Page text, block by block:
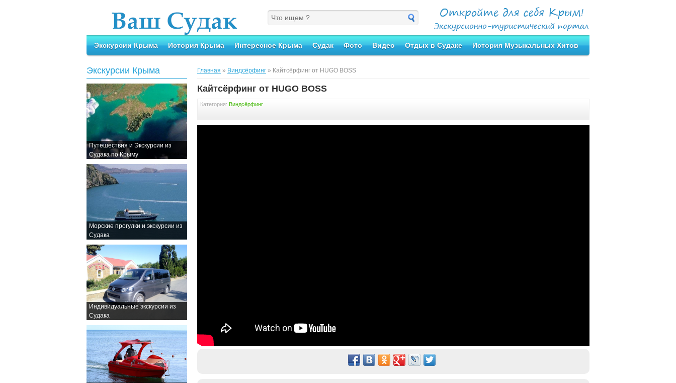
Экскурсии Крыма История Крыма Интересное Крыма Судак Фото Видео Отдых в Судаке История Музыкальных Хитов
Экскурсии Крыма
Путешествия и Экскурсии из
Судака по Крыму
Морские прогулки и экскурсии из
Судака
Индивидуальные экскурсии из
Судака
Главная » Виндсёрфинг » Кайтсёрфинг от HUGO BOSS
Кайтсёрфинг от HUGO BOSS
Категория: Виндсёрфинг